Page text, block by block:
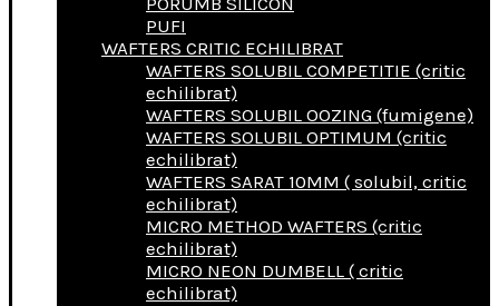
PUFI
WAFTERS CRITIC ECHILIBRAT
WAFTERS SOLUBIL COMPETITIE (critic
echilibrat)
WAFTERS SOLUBIL OOZING (fumigene)
WAFTERS SOLUBIL OPTIMUM (critic
echilibrat)
WAFTERS SARAT 10MM ( solubil, critic
echilibrat)
MICRO METHOD WAFTERS (critic
echilibrat)
MICRO NEON DUMBELL ( critic
echilibrat)